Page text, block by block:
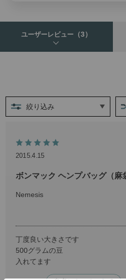
ユーザーレビュー （3）
絞り込み
2015.4.15
ボンマック ヘンプバッグ（麻
Nemesis
丁度良い大きさです
500グラムの豆
入れてます